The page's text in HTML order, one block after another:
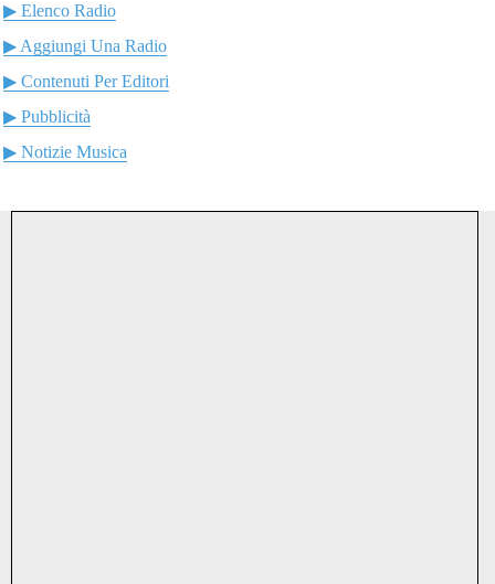
▶ Elenco Radio
▶ Aggiungi Una Radio
▶ Contenuti Per Editori
▶ Pubblicità
▶ Notizie Musica